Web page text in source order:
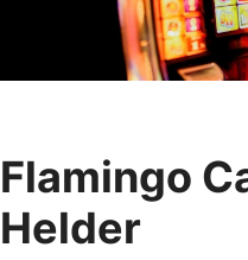
Flamingo
Helder